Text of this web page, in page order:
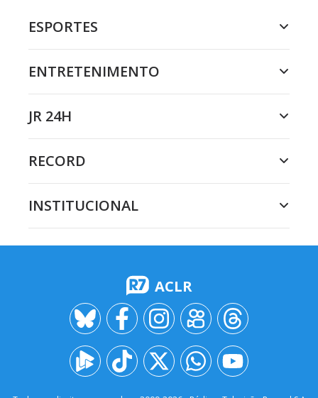
ESPORTES
ENTRETENIMENTO
JR 24H
RECORD
INSTITUCIONAL
ACLR